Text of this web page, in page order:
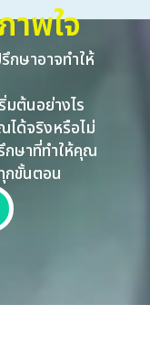
พใจ
รึกษาอาจทำให้
มต้นอย่างไร
ได้จริงหรือไม่
กษาที่ทำให้คุณ
กขั้นตอน